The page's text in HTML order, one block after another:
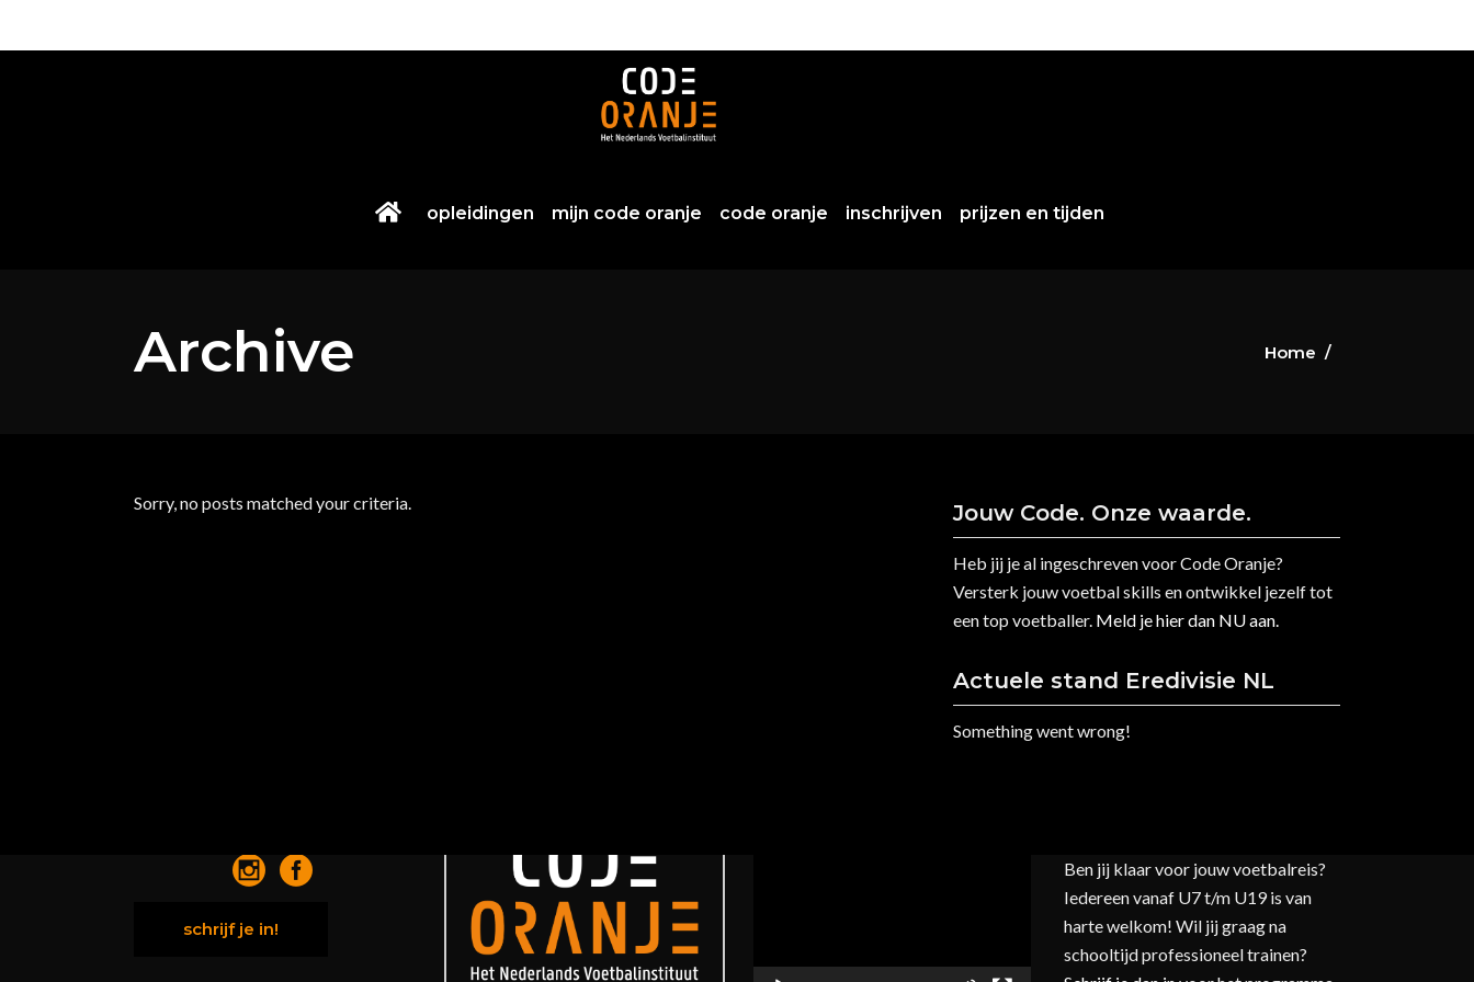
opleidingen mijn code oranje code oranje inschrijven prijzen en tijden
Archive Home /
Sorry, no posts matched your criteria. Jouw Code. Onze waarde.
Heb jij je al ingeschreven voor Code Oranje?
Versterk jouw voetbal skills en ontwikkel jezelf tot
een top voetballer. Meld je hier dan NU aan.
Actuele stand Eredivisie NL
Something went wrong!
schrijf je in!
Ben jij klaar voor jouw voetbalreis?
Iedereen vanaf U7 t/m U19 is van
harte welkom! Wil jij graag na
schooltijd professioneel trainen?